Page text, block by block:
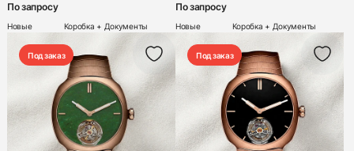
По запросу
Новые Коробка + Документы
По запросу
Новые Коробка + Документы
Под заказ Под заказ